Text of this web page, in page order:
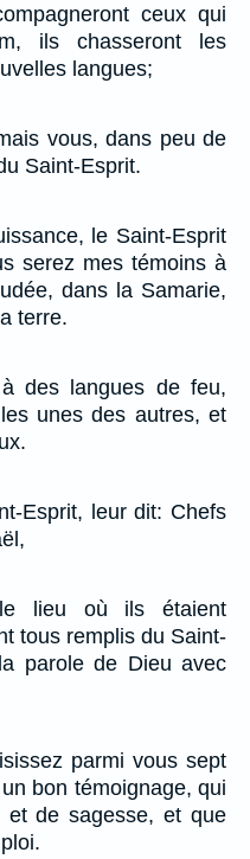
ceux qui
ils chasseront les
langues;
vous, dans peu de
Saint-Esprit.
le Saint-Esprit
serez mes témoins à
dans la Samarie,
terre.
des langues de feu,
unes des autres, et
Esprit, leur dit: Chefs
lieu où ils étaient
tous remplis du Saint-
parole de Dieu avec
parmi vous sept
bon témoignage, qui
et de sagesse, et que